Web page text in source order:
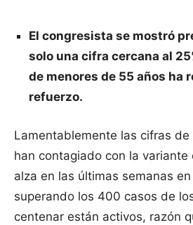
El congresista se mostró
solo una cifra cercana al
de menores de 55 años ha
refuerzo.
Lamentablemente las cifras de
han contagiado con la
alza en las últimas semanas
superando los 400 casos de
centenar están activos, razón